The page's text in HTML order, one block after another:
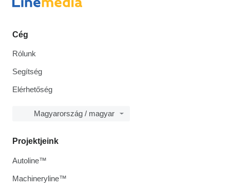
Cég
Rólunk
Segítség
Elérhetőség
Magyarország / magyar
Projektjeink
Autoline™
Machineryline™